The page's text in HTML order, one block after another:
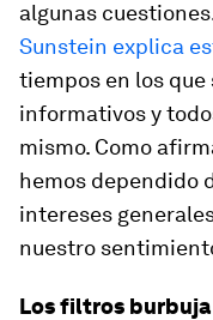
algunas
Sunstein explica
tiempos en los
informativos y
mismo. Como
hemos dependido
intereses
nuestro
Los filtros burbuja